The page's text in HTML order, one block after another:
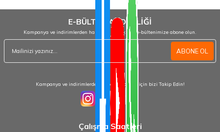
E-BÜLTEN ABONELİĞİ
Kampanya ve indirimlerden haberdar olmak için e-bültenimize abone olun.
ABONE OL
Kampanya ve indirimlerden haberdar olmak için bizi Takip Edin!
Çalışma Saatleri